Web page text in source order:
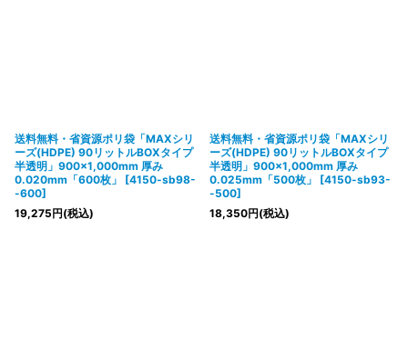
送料無料・省資源ポリ袋「MAXシリ
ーズ(HDPE) 90リットルBOXタイプ
半透明」900×1,000mm 厚み
0.020mm「600枚」
[4150-sb98-
-600]
19,275円(税込)
送料無料・省資源ポリ袋「MAXシリ
ーズ(HDPE) 90リットルBOXタイプ
半透明」900×1,000mm 厚み
0.025mm「500枚」
[4150-sb93-
-500]
18,350円(税込)